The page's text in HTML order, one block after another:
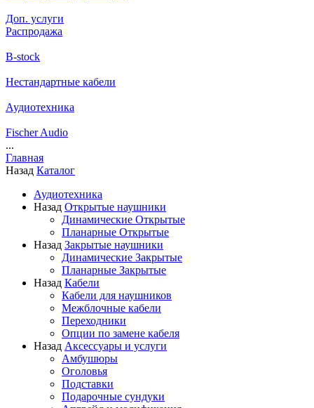
Доп. услуги
Распродажа
B-stock
Нестандартные кабели
Аудиотехника
Fischer Audio
...
Главная
Назад Каталог
Аудиотехника
Назад Открытые наушники
Динамические Открытые
Планарные Открытые
Назад Закрытые наушники
Динамические Закрытые
Планарные Закрытые
Назад Кабели
Кабели для наушников
Межблочные кабели
Переходники
Опции по замене кабеля
Назад Аксессуары и услуги
Амбушюры
Оголовья
Подставки
Подарочные сундуки